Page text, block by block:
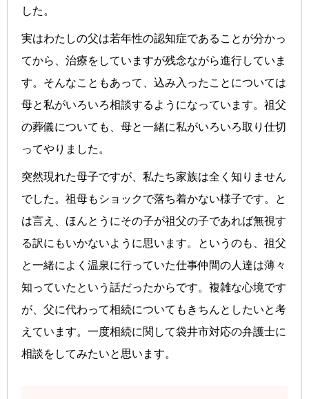
した。
実はわたしの父は若年性の認知症であることが分かっ
てから、治療をしていますが残念ながら進行していま
す。そんなこともあって、込み入ったことについては
母と私がいろいろ相談するようになっています。祖父
の葬儀についても、母と一緒に私がいろいろ取り仕切
ってやりました。
突然現れた母子ですが、私たち家族は全く知りません
でした。祖母もショックで落ち着かない様子です。と
は言え、ほんとうにその子が祖父の子であれば無視す
る訳にもいかないように思います。というのも、祖父
と一緒によく温泉に行っていた仕事仲間の人達は薄々
知っていたという話だったからです。複雑な心境です
が、父に代わって相続についてもきちんとしたいと考
えています。一度相続に関して袋井市対応の弁護士に
相談をしてみたいと思います。